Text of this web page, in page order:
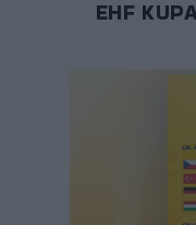
EHF